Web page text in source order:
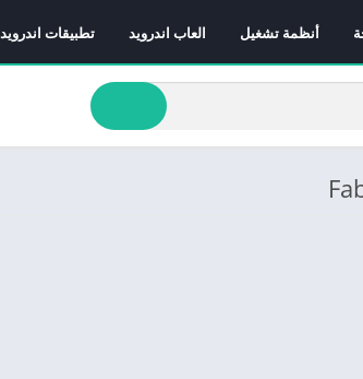
أنظمة تشغيل العاب اندرويد تطبيقات اندرويد